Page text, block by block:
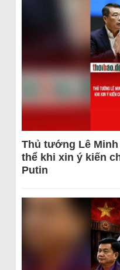
Thủ tướng Lê
thể khi xin ý kiến
Putin